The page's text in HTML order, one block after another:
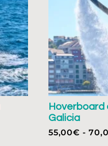
Hoverboard
Galicia
55,00€ -